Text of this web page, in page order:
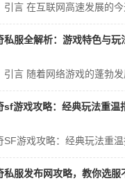
私服全解析：游戏特色与玩
sf游戏攻略：经典玩法重温
私服发布网攻略，教你选服